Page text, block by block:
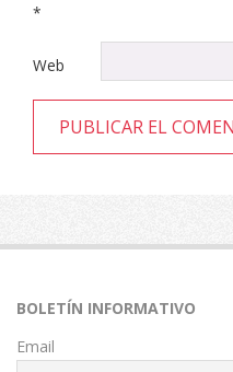
*
Web
BOLETÍN INFORMATIVO
Email